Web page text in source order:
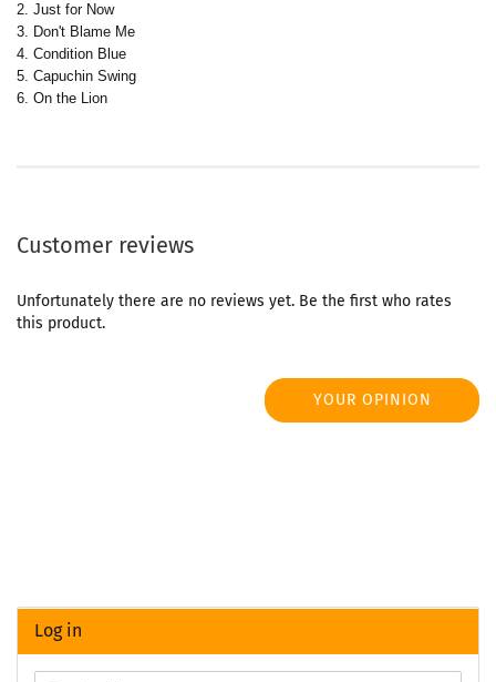
2. Just for Now
3. Don't Blame Me
4. Condition Blue
5. Capuchin Swing
6. On the Lion
Customer reviews
Unfortunately there are no reviews yet. Be the first who rates
this product.
YOUR OPINION
Log in